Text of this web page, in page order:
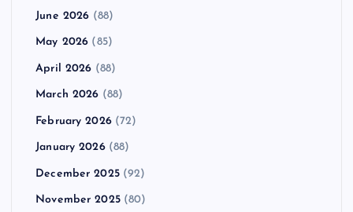
June 2026 (88)
May 2026 (85)
April 2026 (88)
March 2026 (88)
February 2026(72)
January 2026(88)
December 2025(92)
November 2025(80)